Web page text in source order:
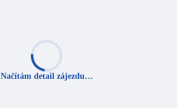
Načítám detail zájezdu…